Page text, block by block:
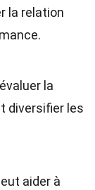
la relation
la
diversifier les
aider à